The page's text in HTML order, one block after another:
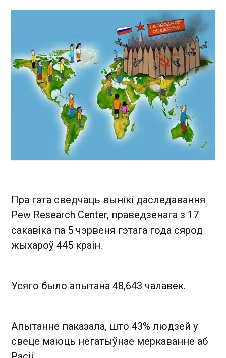
Пра гэта сведчаць вынікі даследавання
Pew Research Center, праведзенага з 17
сакавіка па 5 чэрвеня гэтага года сярод
жыхароў 445 краін.
Усяго было апытана 48,643 чалавек.
Апытанне паказала, што 43% людзей у
свеце маюць негатыўнае меркаванне аб